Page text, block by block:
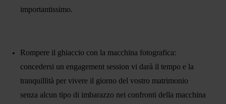
importantissimo.
Rompere il ghiaccio con la macchina fotografica:
concedersi un engagement session vi darà il tempo e la
tranquillità per vivere il giorno del vostro matrimonio
senza alcun tipo di imbarazzo nei confronti della macchina